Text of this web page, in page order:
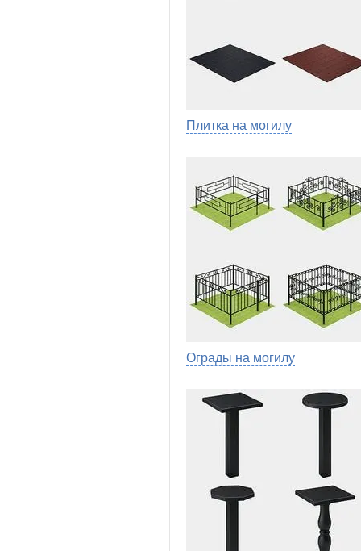
Плитка на могилу
Ограды на могилу